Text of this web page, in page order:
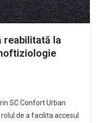
reabilitată la
SC Confort Urban
de a facilita accesul